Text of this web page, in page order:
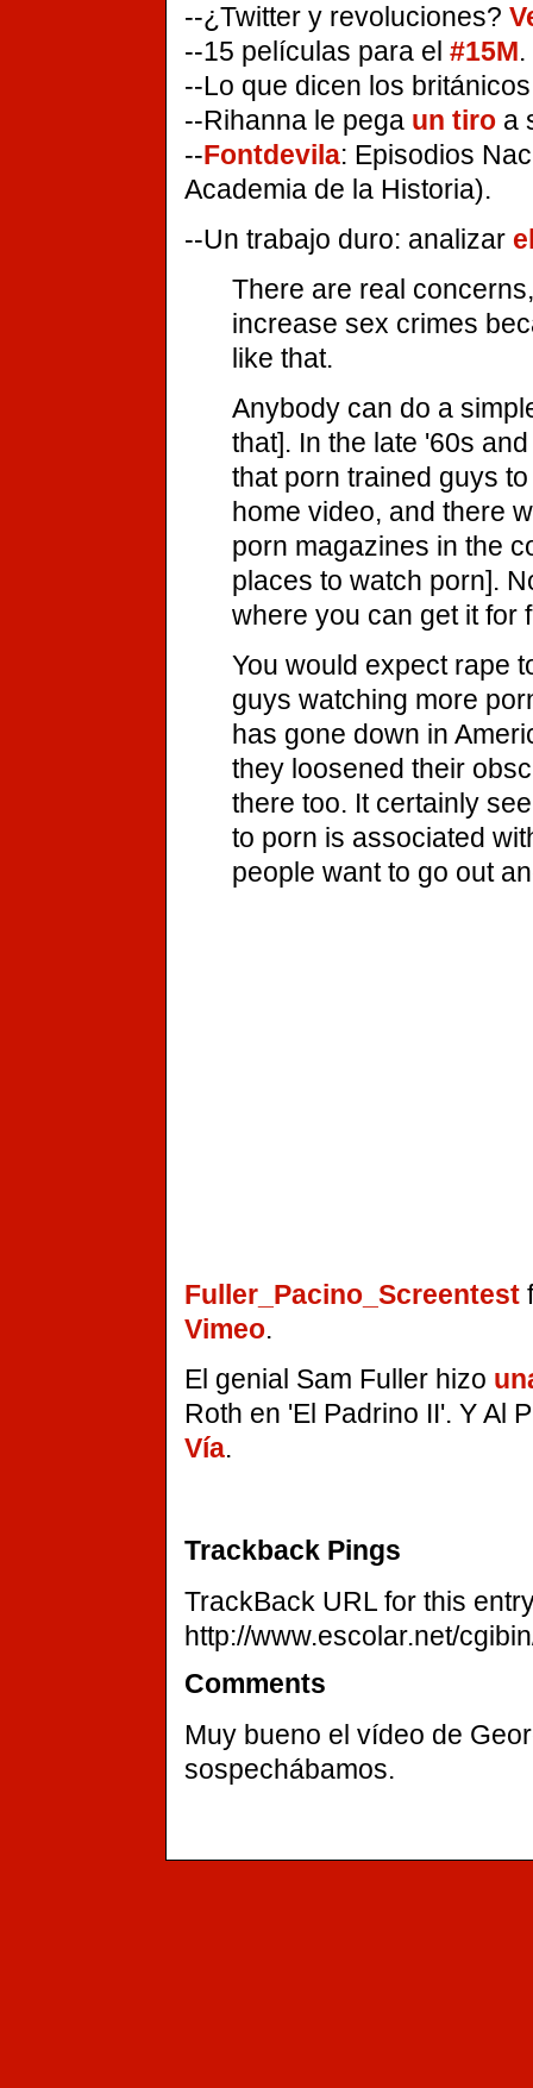
--¿Twitter y revoluciones?
--15 películas para el #15M.
--Lo que dicen los
--Rihanna le pega un tiro a
--Fontdevila: Episodios
Academia de la Historia).
--Un trabajo duro: analizar
There are real
increase sex crimes
like that.
Anybody can do a
that]. In the late '60s
that porn trained guys
home video, and there
porn magazines in the
places to watch porn].
where you can get it for
You would expect rape
guys watching more
has gone down in
they loosened their
there too. It certainly
to porn is associated
people want to go out
Fuller_Pacino_Screentest
Vimeo.
El genial Sam Fuller hizo
Roth en 'El Padrino II'. Y Al
Vía.
Trackback Pings
TrackBack URL for this
http://www.escolar.net/
Comments
Muy bueno el vídeo de
sospechábamos.